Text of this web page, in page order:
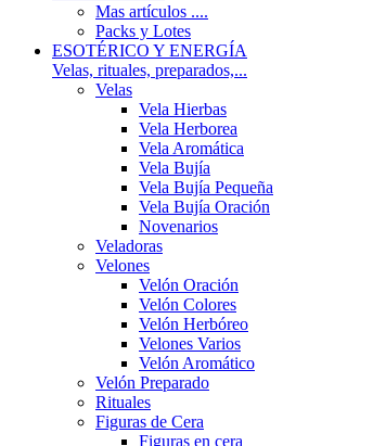
Mas artículos ....
Packs y Lotes
ESOTÉRICO Y ENERGÍA
Velas, rituales, preparados,...
Velas
Vela Hierbas
Vela Herborea
Vela Aromática
Vela Bujía
Vela Bujía Pequeña
Vela Bujía Oración
Novenarios
Veladoras
Velones
Velón Oración
Velón Colores
Velón Herbóreo
Velones Varios
Velón Aromático
Velón Preparado
Rituales
Figuras de Cera
Figuras en cera